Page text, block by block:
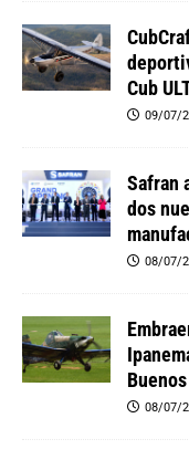
Cub
09/07/
Safran
dos
08/07/
08/07/